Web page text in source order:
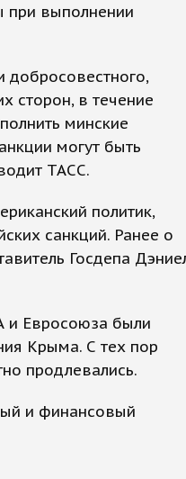
при выполнении
добросовестного,
сторон, в течение
минские
могут быть
ТАСС.
политик,
санкций. Ранее о
Госдепа
и Евросоюза были
Крыма. С тех пор
продлевались.
и финансовый